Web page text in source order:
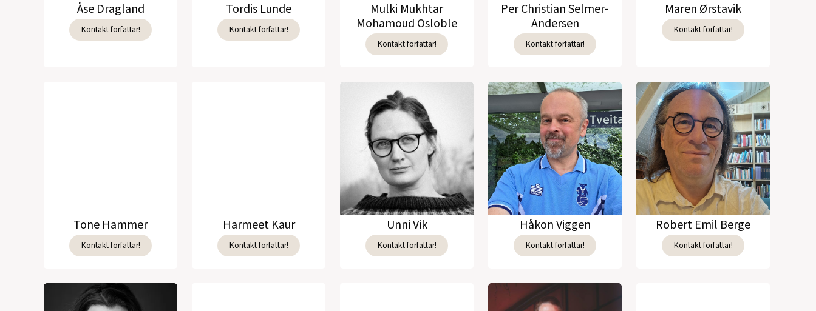
Åse Dragland
Kontakt forfattar!
Tordis Lunde
Kontakt forfattar!
Mulki Mukhtar
Mohamoud Osloble
Kontakt forfattar!
Per Christian Selmer-
Andersen
Kontakt forfattar!
Maren Ørstavik
Kontakt forfattar!
Tone Hammer
Kontakt forfattar!
Harmeet Kaur
Kontakt forfattar!
Unni Vik
Kontakt forfattar!
Håkon Viggen
Kontakt forfattar!
Robert Emil Berge
Kontakt forfattar!